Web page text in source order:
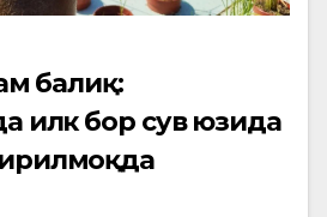
балиқ:
илк бор сув юзида